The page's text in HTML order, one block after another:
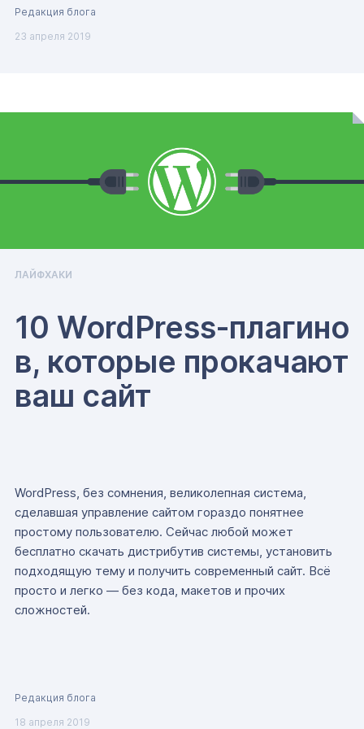
Редакция блога
23 апреля 2019
ЛАЙФХАКИ
10 WordPress‑плагино
в, которые прокачают
ваш сайт
WordPress, без сомнения, великолепная система,
сделавшая управление сайтом гораздо понятнее
простому пользователю. Сейчас любой может
бесплатно скачать дистрибутив системы, установить
подходящую тему и получить современный сайт. Всё
просто и легко — без кода, макетов и прочих
сложностей.
Редакция блога
18 апреля 2019